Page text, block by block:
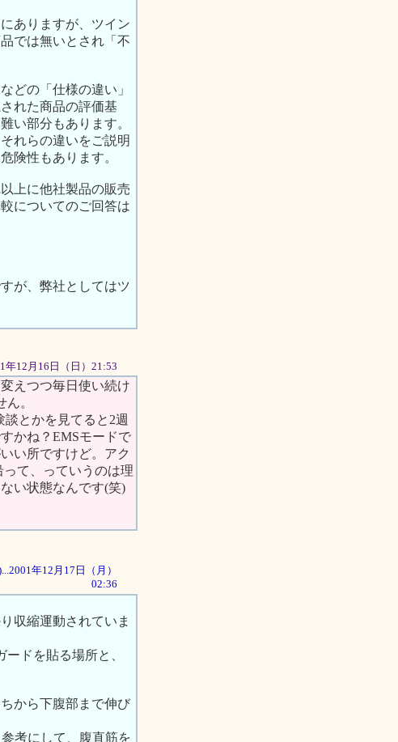
ありますが、ツイン
では無いとされ「不
どの「仕様の違い」
れた商品の評価基
い部分もあります。
れらの違いをご説明
険性もあります。
上に他社製品の販売
についてのご回答は
が、弊社としてはツ
年12月16日（日）21:53
えつつ毎日使い続け
。
とかを見てると2週
かね？EMSモードで
い所ですけど。アク
て、っていうのは理
い状態なんです(笑)
年12月17日（月）
02:36
収縮運動されていま
ドを貼る場所と、
から下腹部まで伸び
考にして、腹直筋を